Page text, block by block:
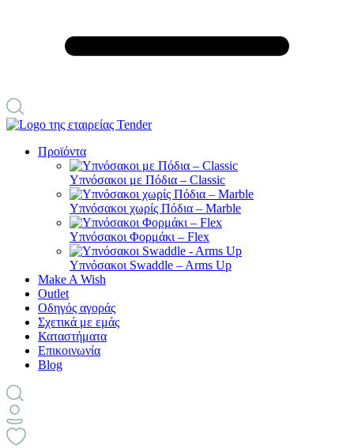
Προϊόντα
Υπνόσακοι με Πόδια – Classic
Υπνόσακοι χωρίς Πόδια – Marble
Υπνόσακοι Φορμάκι – Flex
Υπνόσακοι Swaddle – Arms Up
Make A Wish
Outlet
Οδηγός αγοράς
Σχετικά με εμάς
Καταστήματα
Επικοινωνία
Blog